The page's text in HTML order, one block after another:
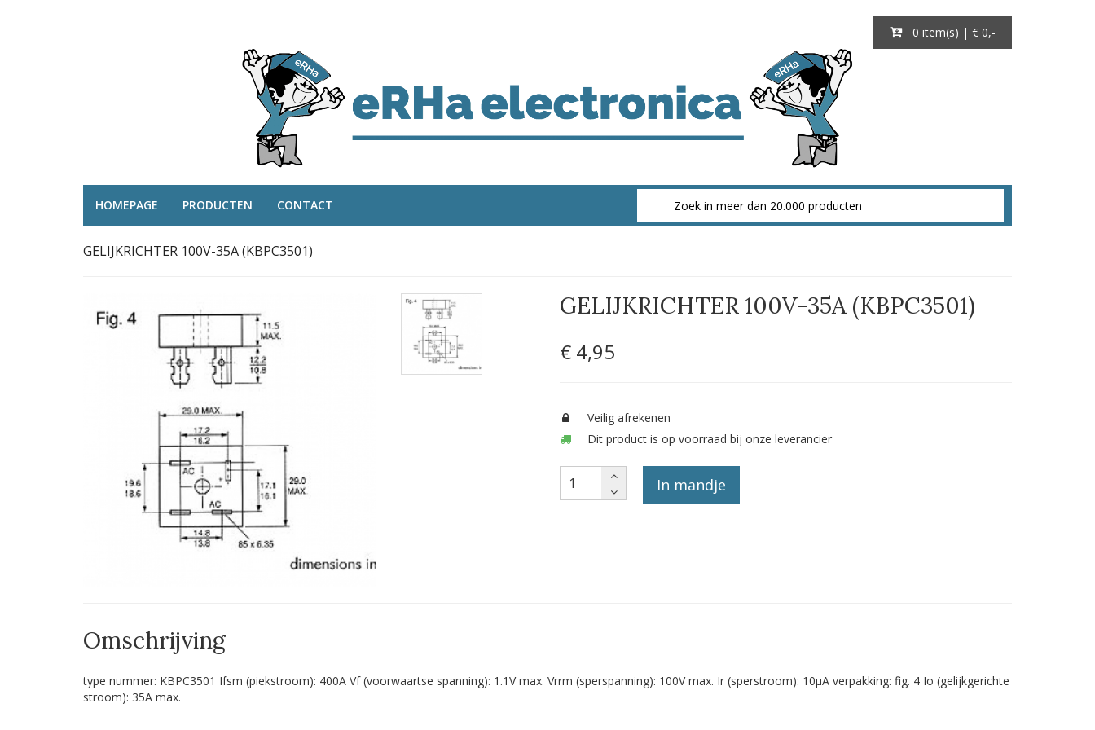
0 item(s) | € 0,-
HOMEPAGE PRODUCTEN CONTACT
GELIJKRICHTER 100V-35A (KBPC3501)
GELIJKRICHTER 100V-35A (KBPC3501)
€ 4,95
Veilig afrekenen
Dit product is op voorraad bij onze leverancier
In mandje
Omschrijving
type nummer: KBPC3501 Ifsm (piekstroom): 400A Vf (voorwaartse spanning): 1.1V max. Vrrm (sperspanning): 100V max. Ir (sperstroom): 10µA verpakking: fig. 4 Io (gelijkgerichte
stroom): 35A max.